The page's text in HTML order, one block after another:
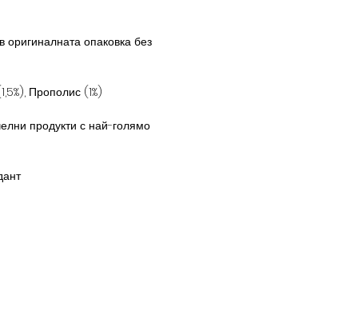
опаковка без
Прополис (1%)
продукти с най-голямо